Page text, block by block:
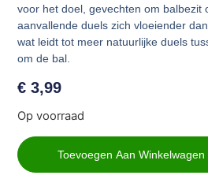
voor het doel, gevechten om balbezit
aanvallende duels zich vloeiender
wat leidt tot meer natuurlijke duels
om de bal.
€ 3,99
Op voorraad
Toevoegen Aan Winkelwagen